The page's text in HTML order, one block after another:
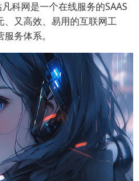
科网是一个在线服务的SAAS
又高效、易用的互联网工
务体系。